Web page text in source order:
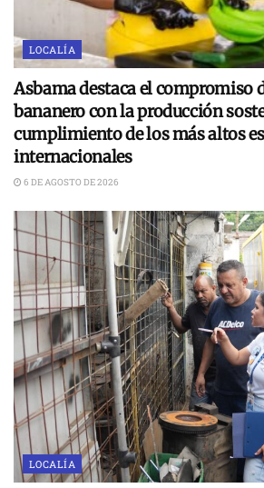
LOCALÍA
Asbama destaca el compromiso
bananero con la producción
cumplimiento de los más altos
internacionales
6 DE AGOSTO DE 2026
LOCALÍA